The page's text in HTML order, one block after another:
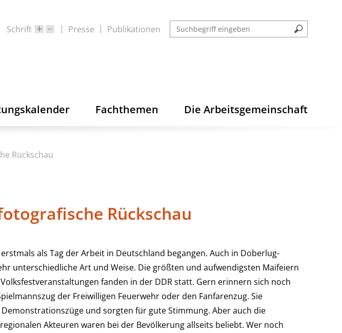
Schrift Presse Publikationen
Fachthemen Die Arbeitsgemeinschaft
Rückschau
Rückschau
als Tag der Arbeit in Deutschland begangen. Auch in Doberlug-
unterschiedliche Art und Weise. Die größten und aufwendigsten Maifeiern
fanden in der DDR statt. Gern erinnern sich noch
der Freiwilligen Feuerwehr oder den Fanfarenzug. Sie
und sorgten für gute Stimmung. Aber auch die
Akteuren waren bei der Bevölkerung allseits beliebt. Wer noch